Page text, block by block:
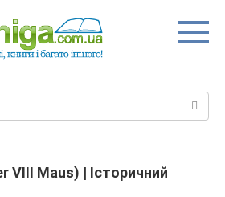
VIII Maus) | Історичний